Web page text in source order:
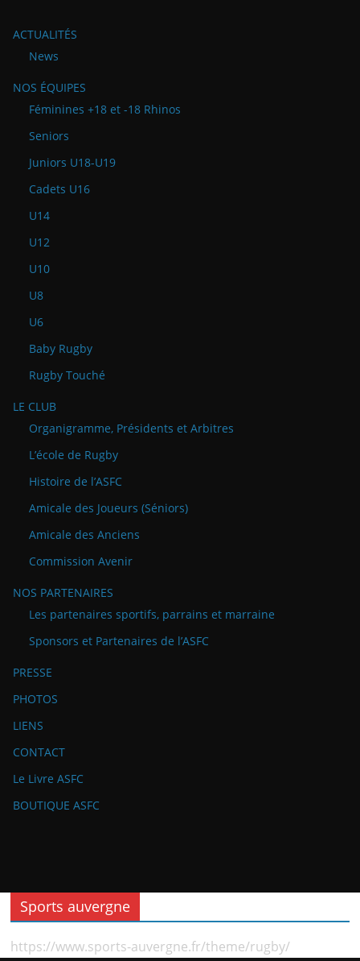
ACTUALITÉS
News
NOS ÉQUIPES
Féminines +18 et -18 Rhinos
Seniors
Juniors U18-U19
Cadets U16
U14
U12
U10
U8
U6
Baby Rugby
Rugby Touché
LE CLUB
Organigramme, Présidents et Arbitres
L’école de Rugby
Histoire de l’ASFC
Amicale des Joueurs (Séniors)
Amicale des Anciens
Commission Avenir
NOS PARTENAIRES
Les partenaires sportifs, parrains et marraine
Sponsors et Partenaires de l’ASFC
PRESSE
PHOTOS
LIENS
CONTACT
Le Livre ASFC
BOUTIQUE ASFC
Sports auvergne
https://www.sports-auvergne.fr/theme/rugby/